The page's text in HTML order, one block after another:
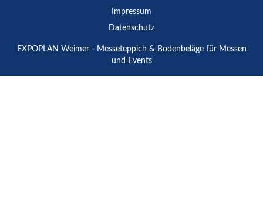
Impressum
Datenschutz
EXPOPLAN Weimer - Messeteppich & Bodenbeläge für Messen
und Events